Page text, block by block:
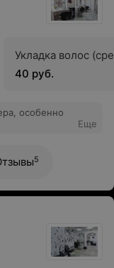
Укладка волос
40 руб.
особенно
Еще
5